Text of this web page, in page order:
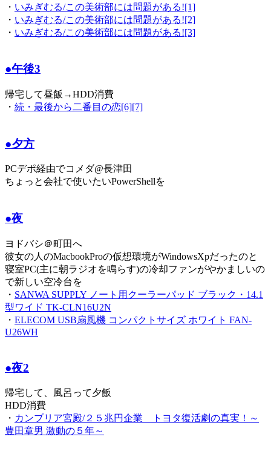
・ いみぎむる/この美術部には問題がある![1]
・ いみぎむる/この美術部には問題がある![2]
・ いみぎむる/この美術部には問題がある![3]
●午後3
帰宅して昼飯→HDD消費
・ 続・最後から二番目の恋[6][7]
●夕方
PCデポ経由でコメダ@長津田
ちょっと会社で使いたいPowerShellを
●夜
ヨドバシ＠町田へ
彼女の人のMacbookProの仮想環境がWindowsXpだったのと
寝室PC(主に朝ラジオを鳴らす)の冷却ファンがやかましいの
で新しい空冷台を
・ SANWA SUPPLY ノート用クーラーパッド ブラック・14.1
型ワイド TK-CLN16U2N
・ ELECOM USB扇風機 コンパクトサイズ ホワイト FAN-
U26WH
●夜2
帰宅して、風呂って夕飯
HDD消費
・ カンブリア宮殿/２５兆円企業 トヨタ復活劇の真実！～
豊田章男 激動の５年～